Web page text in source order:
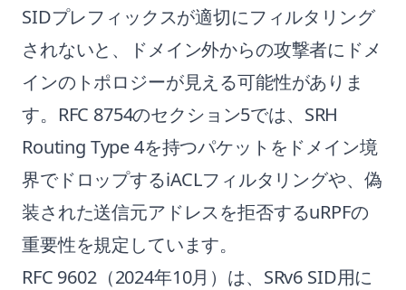
SIDプレフィックスが適切にフィルタリング
されないと、ドメイン外からの攻撃者にドメ
インのトポロジーが見える可能性がありま
す。RFC 8754のセクション5では、SRH
Routing Type 4を持つパケットをドメイン境
界でドロップするiACLフィルタリングや、偽
装された送信元アドレスを拒否するuRPFの
重要性を規定しています。
RFC 9602（2024年10月）は、SRv6 SID用に